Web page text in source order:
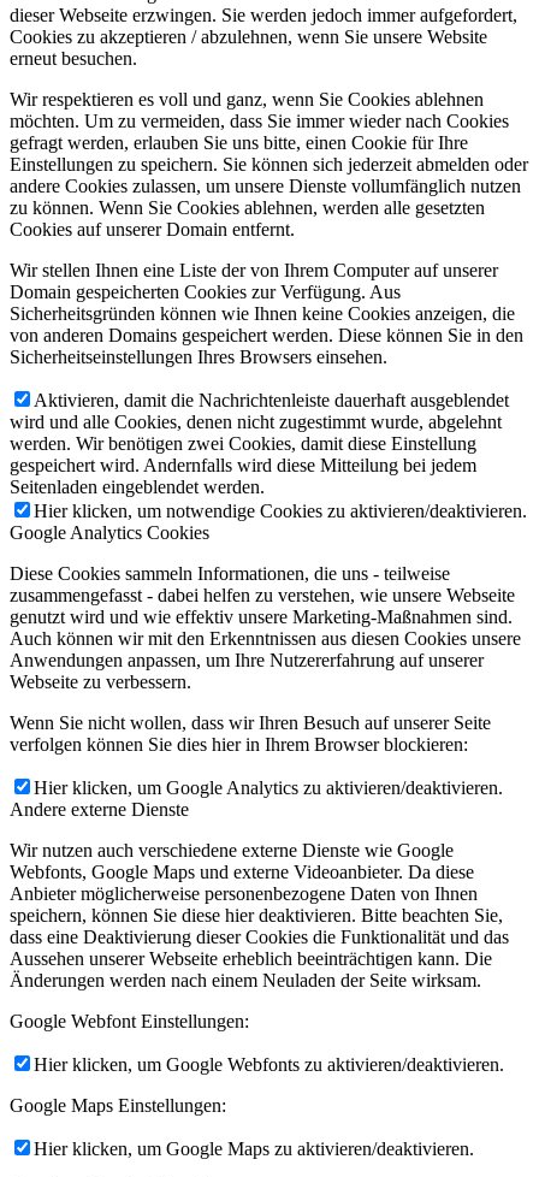
dieser Webseite erzwingen. Sie werden jedoch immer aufgefordert,
Cookies zu akzeptieren / abzulehnen, wenn Sie unsere Website
erneut besuchen.
Wir respektieren es voll und ganz, wenn Sie Cookies ablehnen
möchten. Um zu vermeiden, dass Sie immer wieder nach Cookies
gefragt werden, erlauben Sie uns bitte, einen Cookie für Ihre
Einstellungen zu speichern. Sie können sich jederzeit abmelden oder
andere Cookies zulassen, um unsere Dienste vollumfänglich nutzen
zu können. Wenn Sie Cookies ablehnen, werden alle gesetzten
Cookies auf unserer Domain entfernt.
Wir stellen Ihnen eine Liste der von Ihrem Computer auf unserer
Domain gespeicherten Cookies zur Verfügung. Aus
Sicherheitsgründen können wie Ihnen keine Cookies anzeigen, die
von anderen Domains gespeichert werden. Diese können Sie in den
Sicherheitseinstellungen Ihres Browsers einsehen.
Aktivieren, damit die Nachrichtenleiste dauerhaft ausgeblendet
wird und alle Cookies, denen nicht zugestimmt wurde, abgelehnt
werden. Wir benötigen zwei Cookies, damit diese Einstellung
gespeichert wird. Andernfalls wird diese Mitteilung bei jedem
Seitenladen eingeblendet werden.
Hier klicken, um notwendige Cookies zu aktivieren/deaktivieren.
Google Analytics Cookies
Diese Cookies sammeln Informationen, die uns - teilweise
zusammengefasst - dabei helfen zu verstehen, wie unsere Webseite
genutzt wird und wie effektiv unsere Marketing-Maßnahmen sind.
Auch können wir mit den Erkenntnissen aus diesen Cookies unsere
Anwendungen anpassen, um Ihre Nutzererfahrung auf unserer
Webseite zu verbessern.
Wenn Sie nicht wollen, dass wir Ihren Besuch auf unserer Seite
verfolgen können Sie dies hier in Ihrem Browser blockieren:
Hier klicken, um Google Analytics zu aktivieren/deaktivieren.
Andere externe Dienste
Wir nutzen auch verschiedene externe Dienste wie Google
Webfonts, Google Maps und externe Videoanbieter. Da diese
Anbieter möglicherweise personenbezogene Daten von Ihnen
speichern, können Sie diese hier deaktivieren. Bitte beachten Sie,
dass eine Deaktivierung dieser Cookies die Funktionalität und das
Aussehen unserer Webseite erheblich beeinträchtigen kann. Die
Änderungen werden nach einem Neuladen der Seite wirksam.
Google Webfont Einstellungen:
Hier klicken, um Google Webfonts zu aktivieren/deaktivieren.
Google Maps Einstellungen:
Hier klicken, um Google Maps zu aktivieren/deaktivieren.